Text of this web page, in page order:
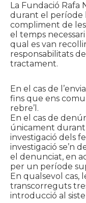
La Fundació Rafa
durant el període
compliment de
el temps
qual es van
responsabilitats
tractament.
En el cas de
fins que ens
rebre’l.
En el cas de
únicament durant
investigació dels
investigació se’n
el denunciat, en
per un període
En qualsevol cas,
transcorreguts
introducció al